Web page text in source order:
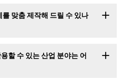
맞춤 제작해 드릴 수 있나
할 수 있는 산업 분야는 어